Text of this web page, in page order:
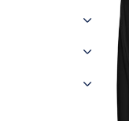
›
›
›